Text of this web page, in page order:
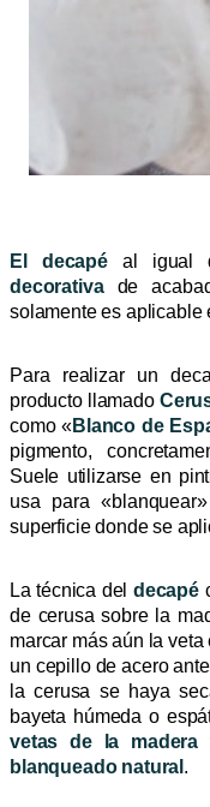
El decapéal igual
decorativade
solamente es aplicable
Para realizar un
producto llamado C
como «Blanco de
pigmento,
Suele utilizarse en
usa para
superficie donde se
La técnica del decapé
de cerusa sobre la
marcar más aún la
un cepillo de acero
la cerusa se haya
bayeta húmeda o
vetas de la madera
blanqueado natural .